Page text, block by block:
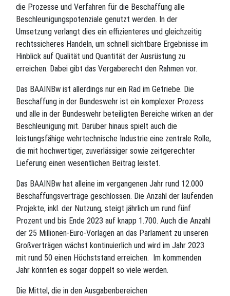
die Prozesse und Verfahren für die Beschaffung alle
Beschleunigungspotenziale genutzt werden. In der
Umsetzung verlangt dies ein effizienteres und gleichzeitig
rechtssicheres Handeln, um schnell sichtbare Ergebnisse im
Hinblick auf Qualität und Quantität der Ausrüstung zu
erreichen. Dabei gibt das Vergaberecht den Rahmen vor.
Das BAAINBw ist allerdings nur ein Rad im Getriebe. Die
Beschaffung in der Bundeswehr ist ein komplexer Prozess
und alle in der Bundeswehr beteiligten Bereiche wirken an der
Beschleunigung mit. Darüber hinaus spielt auch die
leistungsfähige wehrtechnische Industrie eine zentrale Rolle,
die mit hochwertiger, zuverlässiger sowie zeitgerechter
Lieferung einen wesentlichen Beitrag leistet.
Das BAAINBw hat alleine im vergangenen Jahr rund 12.000
Beschaffungsverträge geschlossen. Die Anzahl der laufenden
Projekte, inkl. der Nutzung, steigt jährlich um rund fünf
Prozent und bis Ende 2023 auf knapp 1.700. Auch die Anzahl
der 25 Millionen-Euro-Vorlagen an das Parlament zu unseren
Großverträgen wächst kontinuierlich und wird im Jahr 2023
mit rund 50 einen Höchststand erreichen. Im kommenden
Jahr könnten es sogar doppelt so viele werden.
Die Mittel, die in den Ausgabenbereichen